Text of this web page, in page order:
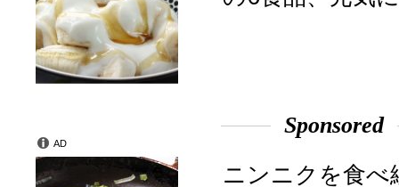
Sponsored
ニンニクを食べ
AD